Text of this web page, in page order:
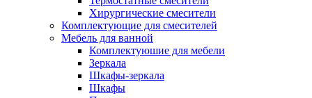
Хирургические смесители
Комплектующие для смесителей
Мебель для ванной
Комплектуюшие для мебели
Зеркала
Шкафы-зеркала
Шкафы